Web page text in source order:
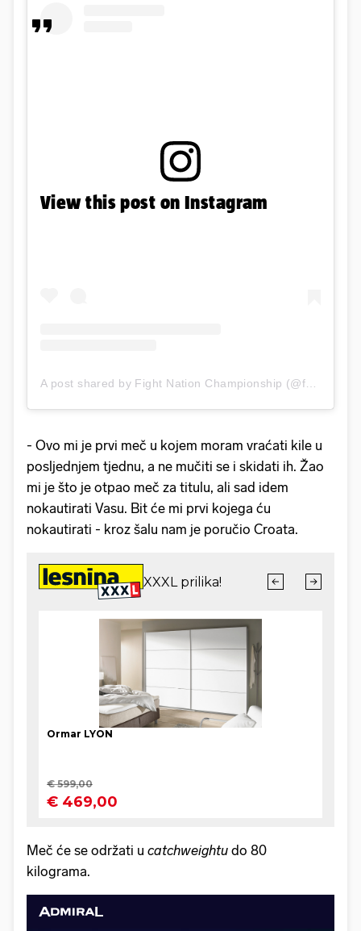
View this post on Instagram
A post shared by Fight Nation Championship (@fnc_mma)
- Ovo mi je prvi meč u kojem moram vraćati kile u
posljednjem tjednu, a ne mučiti se i skidati ih. Žao
mi je što je otpao meč za titulu, ali sad idem
nokautirati Vasu. Bit će mi prvi kojega ću
nokautirati - kroz šalu nam je poručio Croata.
Meč će se održati u catchweightu do 80
kilograma.